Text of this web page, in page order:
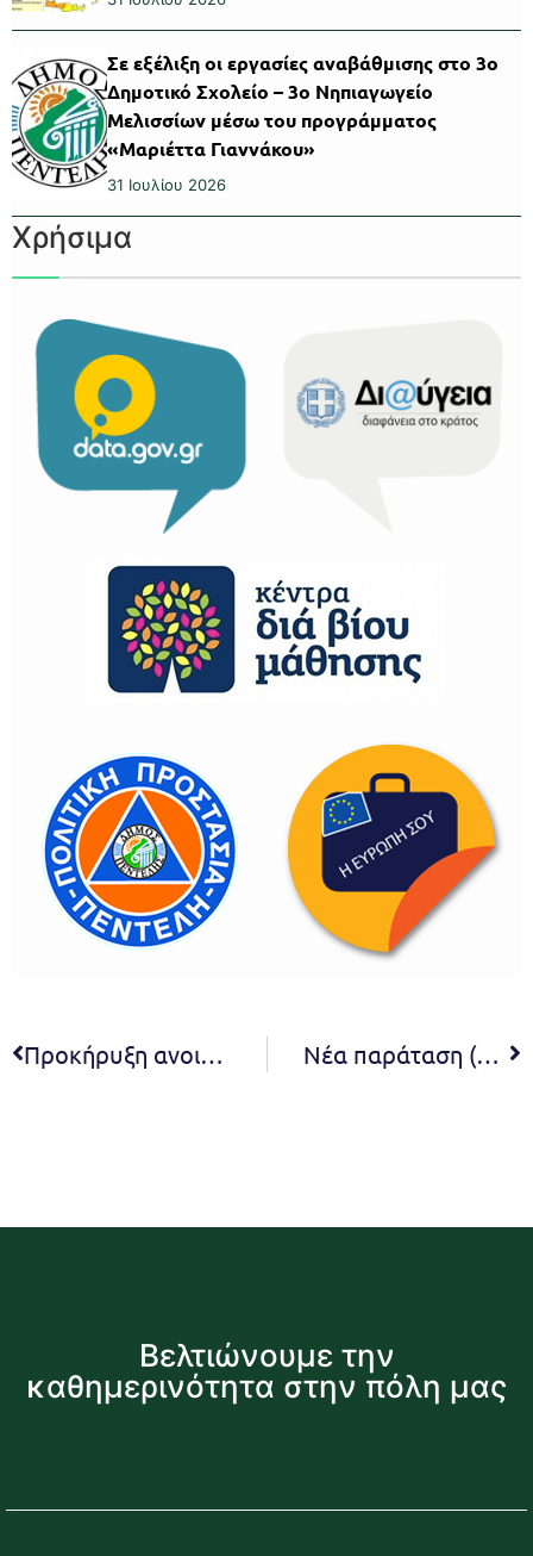
Σε εξέλιξη οι εργασίες αναβάθμισης στο 3ο
Δημοτικό Σχολείο – 3ο Νηπιαγωγείο
Μελισσίων μέσω του προγράμματος
«Μαριέττα Γιαννάκου»
31 Ιουλίου 2026
Χρήσιμα
Προκήρυξη ανοικτού ηλεκτρονικού διαγωνισμού για τη “συλλογή, επεξεργασία και μεταφορά κλαδιών, συλλογή και μεταφορά ογκωδών και υλικών κατεδαφίσεων και μεταφορά στερεών αποβλήτων” του Δήμου Πεντέλης Νέα παράταση (τελευταία) προθεσμίας υποβολής δικαιολογητικών για το Μητρώο Αθλητικών Σωματείων Δήμου Πεντέλης
Βελτιώνουμε την
καθημερινότητα στην πόλη μας